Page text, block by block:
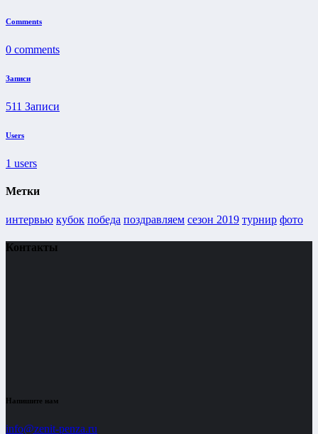
Comments
0 comments
Записи
511 Записи
Users
1 users
Метки
интервью кубок победа поздравляем сезон 2019 турнир фото
Контакты
Напишите нам
info@zenit-penza.ru